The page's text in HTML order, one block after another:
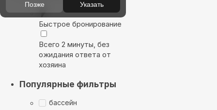
Быстрое бронирование
Всего 2 минуты, без
ожидания ответа от
хозяина
Популярные фильтры
бассейн
Позже Указать